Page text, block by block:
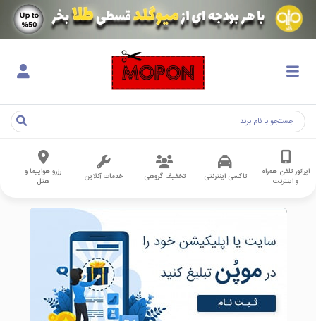
اپراتور تلفن همراه
و اینترنت
تاکسی اینترنتی تخفیف گروهی خدمات آنلاین
رزرو هواپیما و
هتل